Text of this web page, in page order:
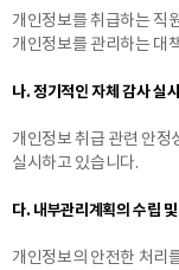
개인정보를 취급하는 직
개인정보를 관리하는 대
나. 정기적인 자체 감사 실시
개인정보 취급 관련 안정
실시하고 있습니다.
다. 내부관리계획의 수립
개인정보의 안전한 처리